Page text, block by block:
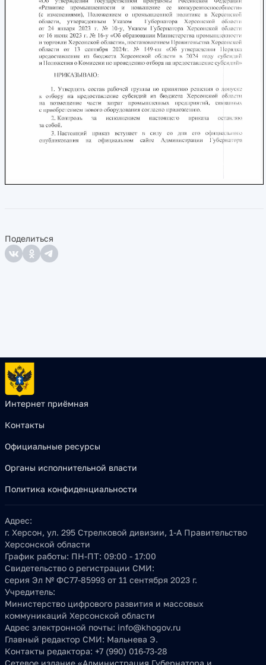
Поделиться
Интернет приёмная
Контакты
Официальные ресурсы
Органы исполнительной власти
Политика конфиденциальности
Адрес:
г. Херсон, ул. 295 Стрелковой дивизии, 1-А Правительство
Херсонской области
График работы: ПН-ПТ: 09:00 - 17:00
Свидетельство о регистрации СМИ:
серия Эл № ФС77-85993 от 11 сентября 2023 г.
Учредитель:
Министерство цифрового развития и массовых
коммуникаций Херсонской области
Адрес электронной почты: info@khogov.ru
Главный редактор СМИ: Мальнева Э.
Контакты редактора: +7 (990) 016-73-28